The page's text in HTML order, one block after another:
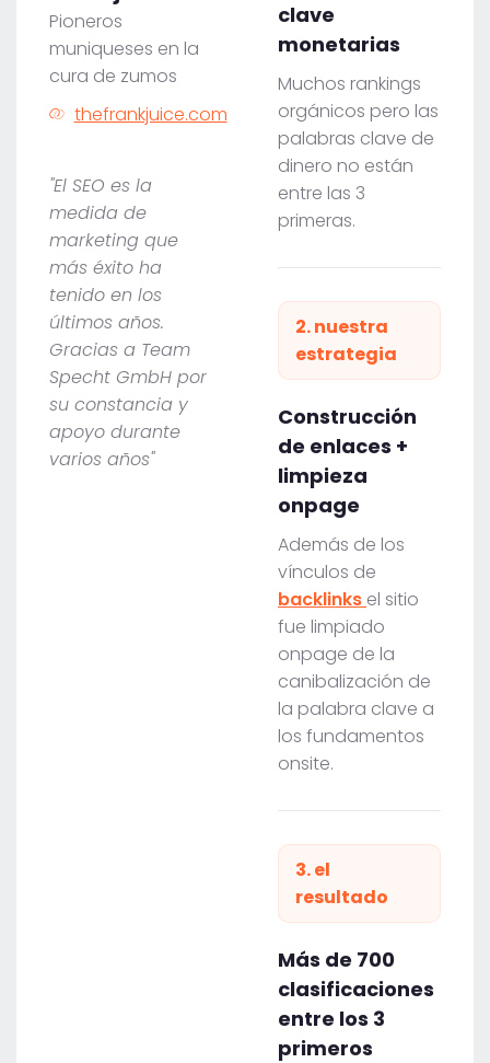
Pioneros
muniqueses en la
cura de zumos
thefrankjuice.com
"El SEO es la
medida de
marketing que
más éxito ha
tenido en los
últimos años.
Gracias a Team
Specht GmbH por
su constancia y
apoyo durante
varios años"
clave
monetarias
Muchos rankings
orgánicos pero las
palabras clave de
dinero no están
entre las 3
primeras.
2. nuestra
estrategia
Construcción
de enlaces +
limpieza
onpage
Además de los
vínculos de
backlinks el sitio
fue limpiado
onpage de la
canibalización de
la palabra clave a
los fundamentos
onsite.
3. el
resultado
Más de 700
clasificaciones
entre los 3
primeros